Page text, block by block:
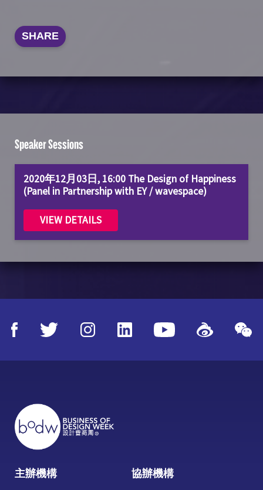
SHARE
Speaker Sessions
2020年12月03日, 16:00 The Design of Happiness
(Panel in Partnership with EY / wavespace)
VIEW DETAILS
主辦機構 協辦機構